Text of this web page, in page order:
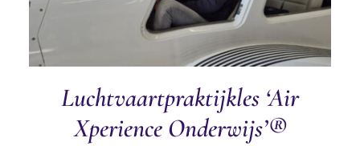
Luchtvaartpraktijkles ‘Air
Xperience Onderwijs’®